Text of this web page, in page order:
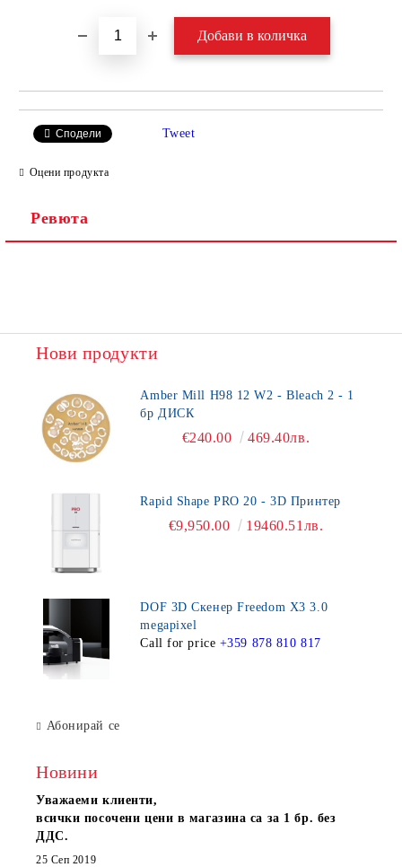
Сподели Tweet
Оцени продукта
Ревюта
Нови продукти
Amber Mill H98 12 W2 - Bleach 2 - 1
бр ДИСК
€240.00 469.40лв.
Rapid Shape PRO 20 - 3D Принтер
€9,950.00 19460.51лв.
DOF 3D Скенер Freedom X3 3.0
megapixel
Call for price +359 878 810 817
Абонирай се
Новини
Уважаеми клиенти,
всички посочени цени в магазина са за 1 бр. без
ДДС.
25 Сеп 2019